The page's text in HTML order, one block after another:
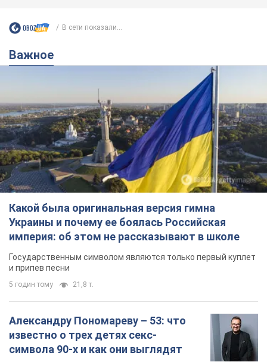
В сети показали...
Важное
Какой была оригинальная версия гимна
Украины и почему ее боялась Российская
империя: об этом не рассказывают в школе
Государственным символом являются только первый куплет
и припев песни
5 годин тому 21,8 т.
Александру Пономареву – 53: что
известно о трех детях секс-
символа 90-х и как они выглядят